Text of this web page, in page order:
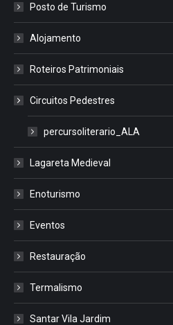
Posto de Turismo
Alojamento
Roteiros Patrimoniais
Circuitos Pedestres
percursoliterario_ALA
Lagareta Medieval
Enoturismo
Eventos
Restauração
Termalismo
Santar Vila Jardim